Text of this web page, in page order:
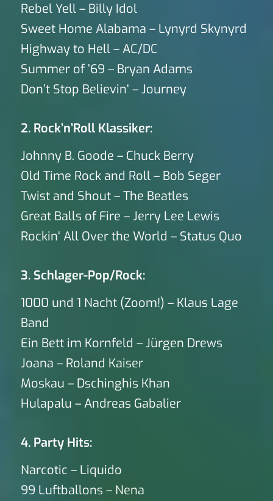
Rebel Yell – Billy Idol
Sweet Home Alabama – Lynyrd Skynyrd
Highway to Hell – AC/DC
Summer of ’69 – Bryan Adams
Don’t Stop Believin‘ – Journey
2. Rock’n’Roll Klassiker:
Johnny B. Goode – Chuck Berry
Old Time Rock and Roll – Bob Seger
Twist and Shout – The Beatles
Great Balls of Fire – Jerry Lee Lewis
Rockin‘ All Over the World – Status Quo
3. Schlager-Pop/Rock:
1000 und 1 Nacht (Zoom!) – Klaus Lage
Band
Ein Bett im Kornfeld – Jürgen Drews
Joana – Roland Kaiser
Moskau – Dschinghis Khan
Hulapalu – Andreas Gabalier
4. Party Hits:
Narcotic – Liquido
99 Luftballons – Nena